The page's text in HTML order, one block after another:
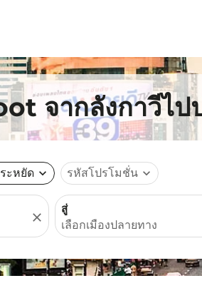
จากลังกาวีไป
ะหยัด expand_more รหัสโปรโมชั่น expand_more
close
สู่